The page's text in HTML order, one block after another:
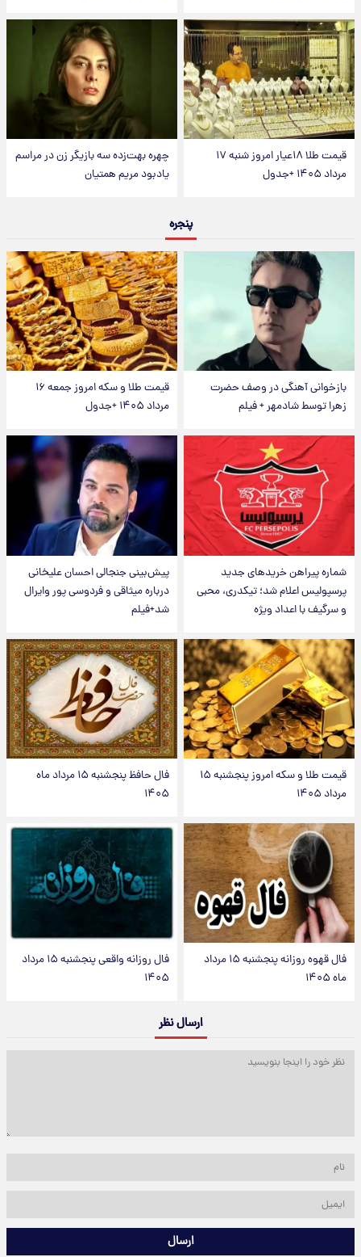
قیمت طلا ۱۸عیار امروز شنبه ۱۷
مرداد ۱۴۰۵ +جدول
چهره بهت‌زده سه بازیگر زن در مراسم
یادبود مریم همتیان
پنجره
بازخوانی آهنگی در وصف حضرت
زهرا توسط شادمهر + فیلم
قیمت طلا و سکه امروز جمعه ۱۶
مرداد ۱۴۰۵ +جدول
شماره پیراهن خریدهای جدید
پرسپولیس اعلام شد؛ تیکدری، محبی
و سرگیف با اعداد ویژه
پیش‌بینی جنجالی احسان علیخانی
درباره میثاقی و فردوسی پور وایرال
شد+فیلم
قیمت طلا و سکه امروز پنجشنبه ۱۵
مرداد ۱۴۰۵
فال حافظ پنجشنبه ۱۵ مرداد ماه
۱۴۰۵
فال قهوه روزانه پنجشنبه ۱۵ مرداد
ماه ۱۴۰۵
فال روزانه واقعی پنجشنبه ۱۵ مرداد
۱۴۰۵
ارسال نظر
ارسال